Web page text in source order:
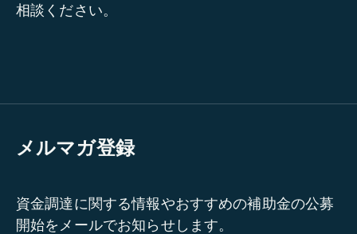
相談ください。
メルマガ登録
資金調達に関する情報やおすすめの補助金の公募
開始をメールでお知らせします。